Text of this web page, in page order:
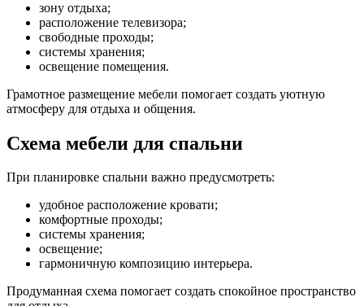
зону отдыха;
расположение телевизора;
свободные проходы;
системы хранения;
освещение помещения.
Грамотное размещение мебели помогает создать уютную
атмосферу для отдыха и общения.
Схема мебели для спальни
При планировке спальни важно предусмотреть:
удобное расположение кровати;
комфортные проходы;
системы хранения;
освещение;
гармоничную композицию интерьера.
Продуманная схема помогает создать спокойное пространство